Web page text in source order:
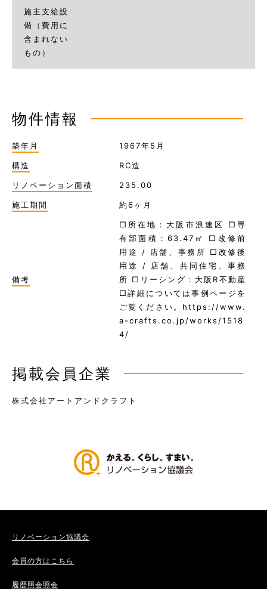
施主支給設
備（費用に
含まれない
もの）
物件情報
築年月 1967年5月
構造 RC造
リノベーション面積 235.00
施工期間 約6ヶ月
備考
□所在地：大阪市浪速区 □専
有部面積：63.47㎡ □改修前
用途 / 店舗、事務所 □改修後
用途 / 店舗、共同住宅、事務
所 □リーシング：大阪R不動産
□詳細については事例ページを
ご覧ください。https://www.
a-crafts.co.jp/works/1518
4/
掲載会員企業
株式会社アートアンドクラフト
リノベーション協議会
会員の方はこちら
履歴照会照会